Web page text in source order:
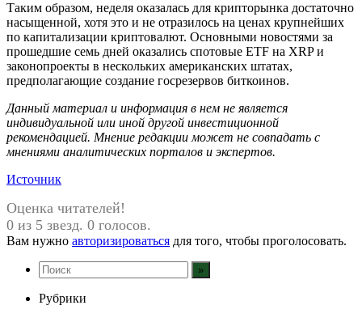
Таким образом, неделя оказалась для крипторынка достаточно
насыщенной, хотя это и не отразилось на ценах крупнейших
по капитализации криптовалют. Основными новостями за
прошедшие семь дней оказались спотовые ETF на XRP и
законопроекты в нескольких американских штатах,
предполагающие создание госрезервов биткоинов.
Данный материал и информация в нем не является
индивидуальной или иной другой инвестиционной
рекомендацией. Мнение редакции может не совпадать с
мнениями аналитических порталов и экспертов.
Источник
Оценка читателей!
0 из 5 звезд. 0 голосов.
Вам нужно авторизироваться для того, чтобы проголосовать.
Рубрики